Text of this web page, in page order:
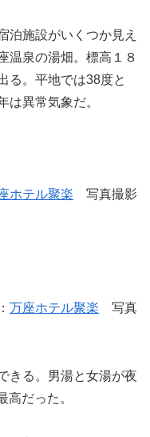
泊施設がいくつか見え
温泉の湯畑。標高１８
る。平地では38度と
は異常気象だ。
ホテル聚楽 写真撮影
万座ホテル聚楽 写真
きる。男湯と女湯が夜
高だった。